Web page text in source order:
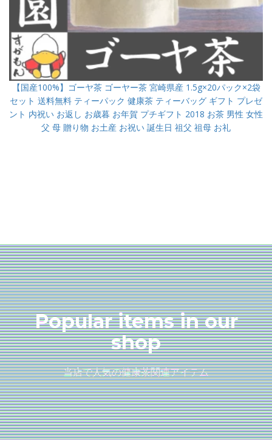
【国産100%】ゴーヤ茶 ゴーヤー茶 宮崎県産 1.5g×20パック×2袋
セット 送料無料 ティーパック 健康茶 ティーバッグ ギフト プレゼ
ント 内祝い お返し お歳暮 お年賀 プチギフト 2018 お茶 男性 女性
父 母 贈り物 お土産 お祝い 誕生日 祖父 祖母 お礼
Popular items in our
shop
当店で人気の健康茶関連アイテム